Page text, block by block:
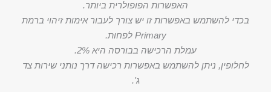
האפשרות הפופולרית ביותר.
בכדי להשתמש באפשרות זו יש צורך לעבור אימות זיהוי ברמת
Primary לפחות.
עמלת הרכישה בבורסה היא 2%.
לחלופין, ניתן להשתמש באפשרות רכישה דרך נותני שירות צד
ג'.